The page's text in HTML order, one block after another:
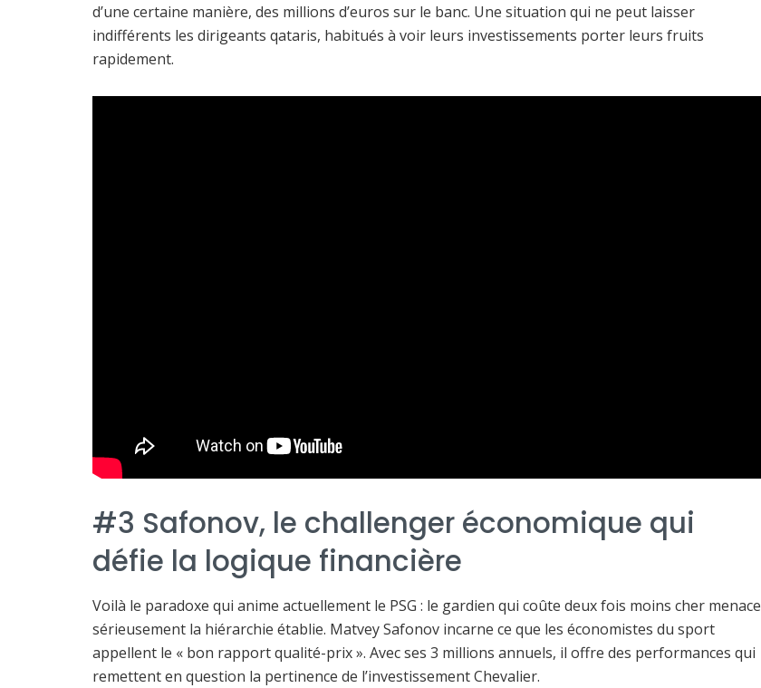
d’une certaine manière, des millions d’euros sur le banc. Une situation qui ne peut laisser
indifférents les dirigeants qataris, habitués à voir leurs investissements porter leurs fruits
rapidement.
#3 Safonov, le challenger économique qui
défie la logique financière
Voilà le paradoxe qui anime actuellement le PSG : le gardien qui coûte deux fois moins cher menace
sérieusement la hiérarchie établie. Matvey Safonov incarne ce que les économistes du sport
appellent le « bon rapport qualité-prix ». Avec ses 3 millions annuels, il offre des performances qui
remettent en question la pertinence de l’investissement Chevalier.